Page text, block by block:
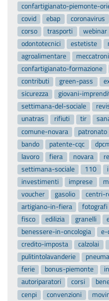
confartigianato-piemonte-
covid
ebap coronavirus
corso
trasporti webinar
odontotecnici
estetiste
agroalimentare
confartigianato-formazione
contributi
green-pass
sicurezza
giovani-
settimana-del-sociale
unatras
rifiuti tir
comune-novara
patronato
bando
patente-cqc
lavoro
fiera novara
settimana-sociale
110
investimenti
imprese
voucher
gasolio centri-
artigiano-in-fiera
fotografi
fisco
edilizia granelli
benessere-in-oncologia
e-
credito-imposta
calzolai
pulitintolavanderie
ferie
bonus-piemonte
autoriparatori
corsi
cenpi
convenzioni